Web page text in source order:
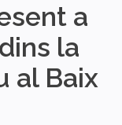
a
la
al Baix